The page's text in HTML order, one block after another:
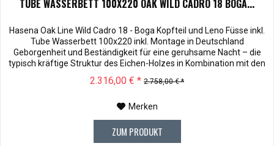
TUBE WASSERBETT 100X220 OAK WILD CADRO 18 BOGA...
Hasena Oak Line Wild Cadro 18 - Boga Kopfteil und Leno Füsse inkl.
Tube Wasserbett 100x220 inkl. Montage in Deutschland
Geborgenheit und Beständigkeit für eine geruhsame Nacht – die
typisch kräftige Struktur des Eichen-Holzes in Kombination mit den
separaten Fuss- und Eckelementen verleiht unserer Oak-Line eine
starke und behagliche Aura. Dieses Massivholz Wasserbett...
2.316,00 € * 2.758,00 € *
Merken
ZUM PRODUKT